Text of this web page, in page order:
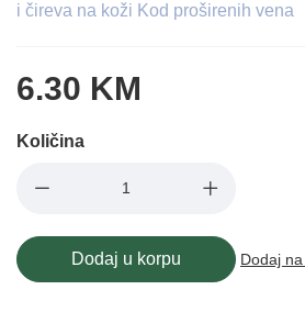
i čireva na koži Kod proširenih vena
6.30 KM
Količina
Dodaj u korpu Dodaj